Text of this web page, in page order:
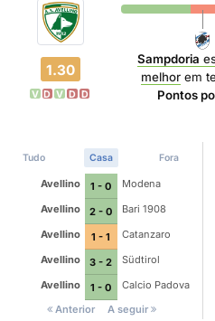
1.30
V D V D D
Sampdoria
melhorem
Pontos
Tudo Casa Fora
Avellino 1 - 0
Modena
Avellino
2 - 0
Bari 1908
Avellino
1 - 1
Catanzaro
Avellino
3 - 2
Südtirol
Avellino
1 - 0
Calcio Padova
Anterior
A seguir